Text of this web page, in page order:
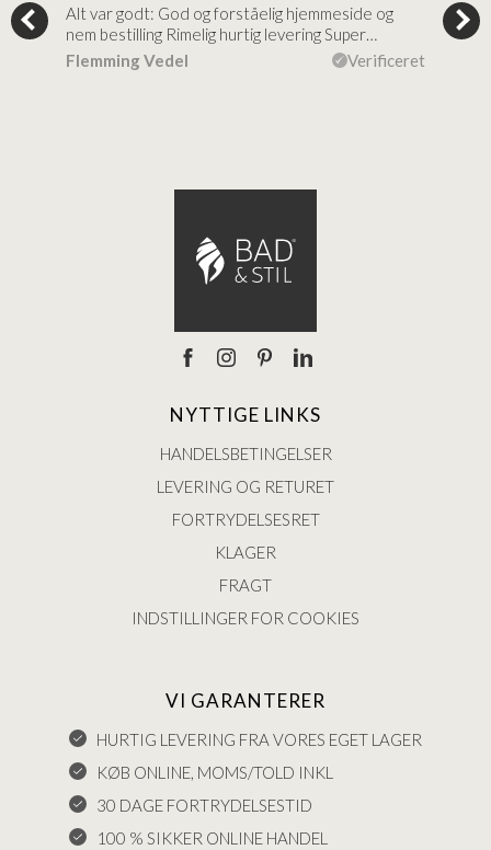
for…
Alt var godt: God og forståelig hjemmeside og
nem bestilling Rimelig hurtig levering Super…
Flemming Vedel
Verificeret
Jeg
en
NYTTIGE LINKS
HANDELSBETINGELSER
LEVERING OG RETURET
FORTRYDELSESRET
KLAGER
FRAGT
INDSTILLINGER FOR COOKIES
VI GARANTERER
HURTIG LEVERING FRA VORES EGET LAGER
KØB ONLINE, MOMS/TOLD INKL
30 DAGE FORTRYDELSESTID
100 % SIKKER ONLINE HANDEL